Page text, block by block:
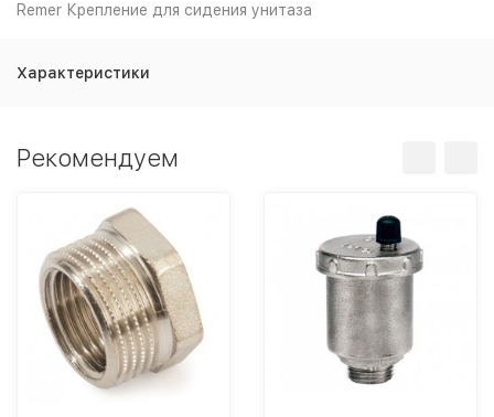
Remer Крепление для сидения унитаза
Характеристики
Рекомендуем